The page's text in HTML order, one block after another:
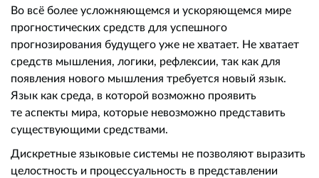
Во всё более усложняющемся и ускоряющемся мире
прогностических средств для успешного
прогнозирования будущего уже не хватает. Не хватает
средств мышления, логики, рефлексии, так как для
появления нового мышления требуется новый язык.
Язык как среда, в которой возможно проявить
те аспекты мира, которые невозможно представить
существующими средствами.
Дискретные языковые системы не позволяют выразить
целостность и процессуальность в представлении